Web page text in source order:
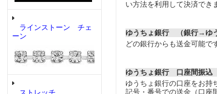
ラインストーン チェ
ーン
い方法を利用して決済でき
ゆうちょ銀行 （銀行→ゆ
どの銀行からも送金可能で
ゆうちょ銀行 口座間振込
ゆうちょ銀行の口座をお持
記号・番号での送金（口座